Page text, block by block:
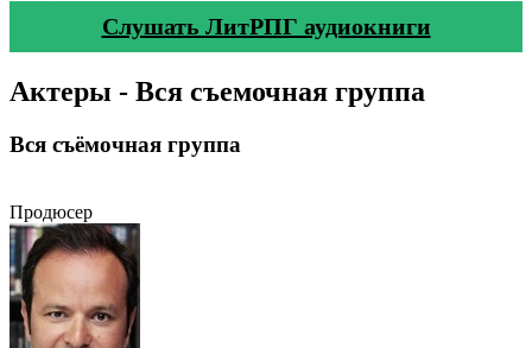
Слушать ЛитРПГ аудиокниги
Актеры - Вся съемочная группа
Вся съёмочная группа
Продюсер